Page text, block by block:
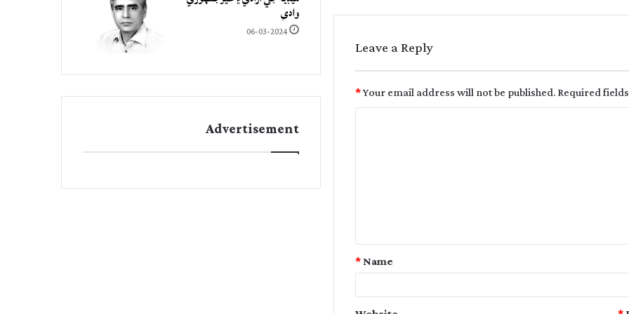
Leave a Reply
Your email address will not be published.Required
*
Name
*
وادي
06-03-2024
Advertisement